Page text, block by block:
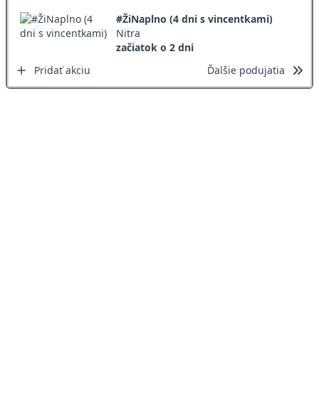
#ŽiNaplno (4 dni s vincentkami)
Nitra
začiatok o 2 dni
Pridať akciu
Ďalšie podujatia